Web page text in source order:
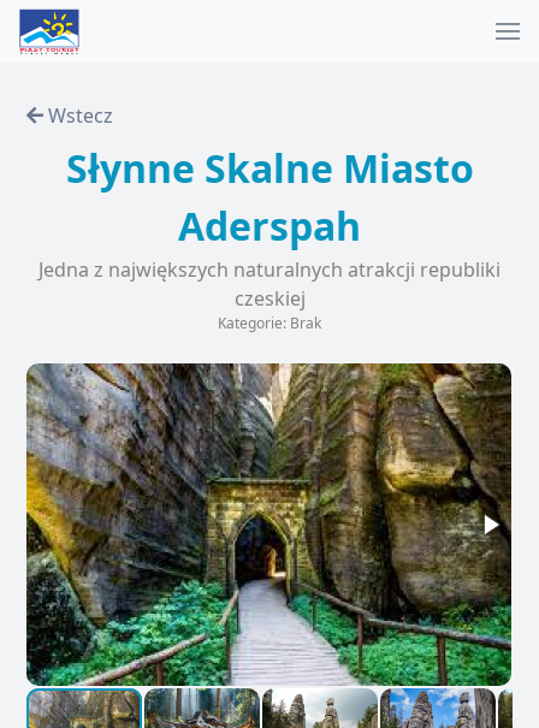
Wstecz
Słynne Skalne Miasto
Aderspah
Jedna z największych naturalnych atrakcji republiki
czeskiej
Kategorie: Brak